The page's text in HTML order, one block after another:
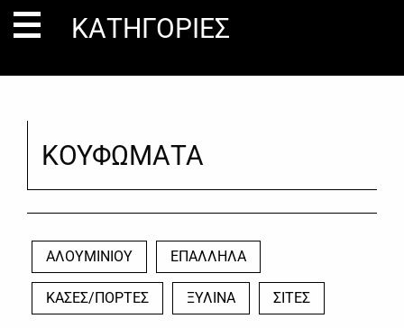
ΚΑΤΗΓΟΡΙΕΣ
ΚΟΥΦΩΜΑΤΑ
ΑΛΟΥΜΙΝΙΟΥ ΕΠΑΛΛΗΛΑ
ΚΑΣΕΣ/ΠΟΡΤΕΣ ΞΥΛΙΝΑ ΣΙΤΕΣ